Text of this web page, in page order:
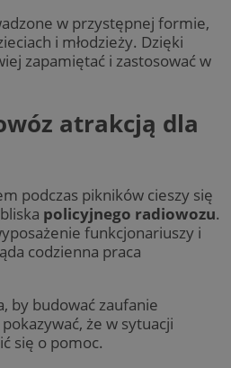
w przystępnej formie,
i młodzieży. Dzięki
zapamiętać i zastosować w
atrakcją dla
podczas pikników cieszy się
policyjnego radiowozu.
funkcjonariuszy i
codzienna praca
by budować zaufanie
że w sytuacji
się o pomoc.